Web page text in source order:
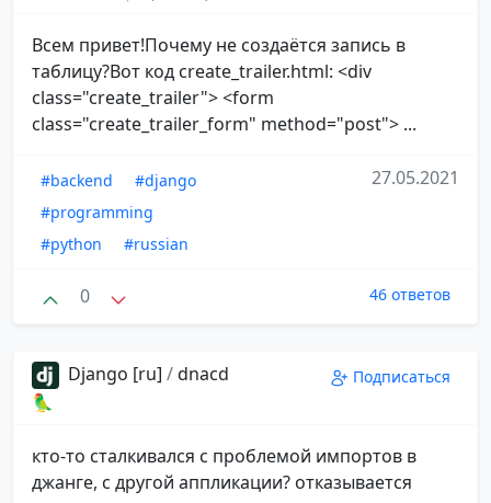
Всем привет!Почему не создаётся запись в
таблицу?Вот код create_trailer.html: <div
class="create_trailer"> <form
class="create_trailer_form" method="post"> ...
#backend
#django
#programming
#python
#russian
27.05.2021
0 46 ответов
Django [ru] /dnacd
🦜
Подписаться
кто-то сталкивался с проблемой импортов в
джанге, с другой аппликации? отказывается